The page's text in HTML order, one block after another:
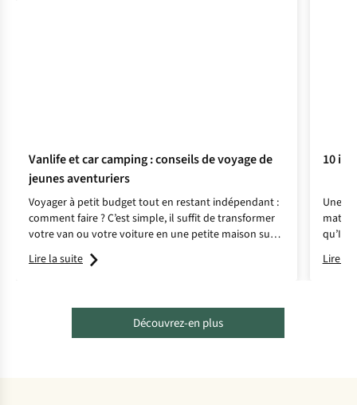
Vanlife et car camping : conseils de voyage de
jeunes aventuriers
Voyager à petit budget tout en restant indépendant :
comment faire ? C’est simple, il suffit de transformer
votre van ou votre voiture en une petite maison sur
roues ! Ces adeptes de la vanlife partagent leurs
conseils et astuces.
Lire la suite
10
Une
Lire la
Découvrez-en plus